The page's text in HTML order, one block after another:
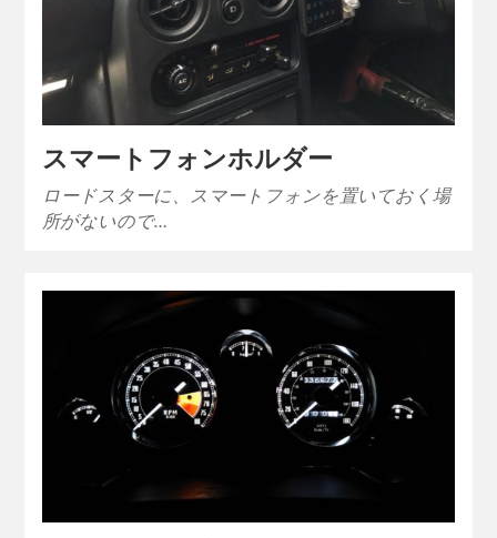
スマートフォンホルダー
ロードスターに、スマートフォンを置いておく場
所がないので…